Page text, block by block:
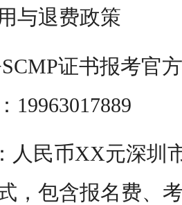
与退费政策
证书报考官
19963017889
人民币XX元深圳
，包含报名费、